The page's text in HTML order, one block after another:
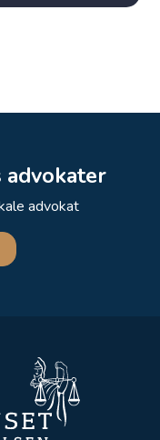
advokater
advokat